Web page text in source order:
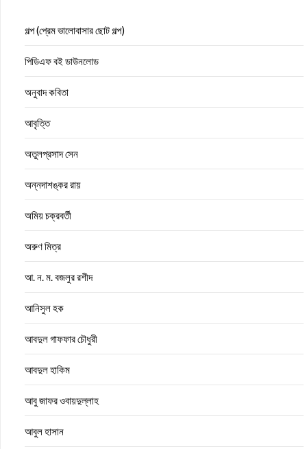
গল্প (প্রেম ভালোবাসার ছোট গল্প)
পিডিএফ বই ডাউনলোড
অনুবাদ কবিতা
আবৃত্তি
অতুলপ্রসাদ সেন
অন্নদাশঙ্কর রায়
অমিয় চক্রবর্তী
অরুণ মিত্র
আ. ন. ম. বজলুর রশীদ
আনিসুল হক
আবদুল গাফফার চৌধুরী
আবদুল হাকিম
আবু জাফর ওবায়দুল্লাহ
আবুল হাসান